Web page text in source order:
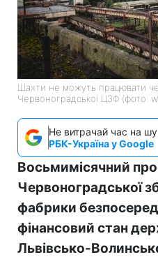
Шахти не можуть працювати
Червоноградської ЦЗФ (фото:
Не витрачай час на
РБК-Україна у Google
Восьмимісячний
Червоноградської
фабрики
фінансовий стан
Львівсько-